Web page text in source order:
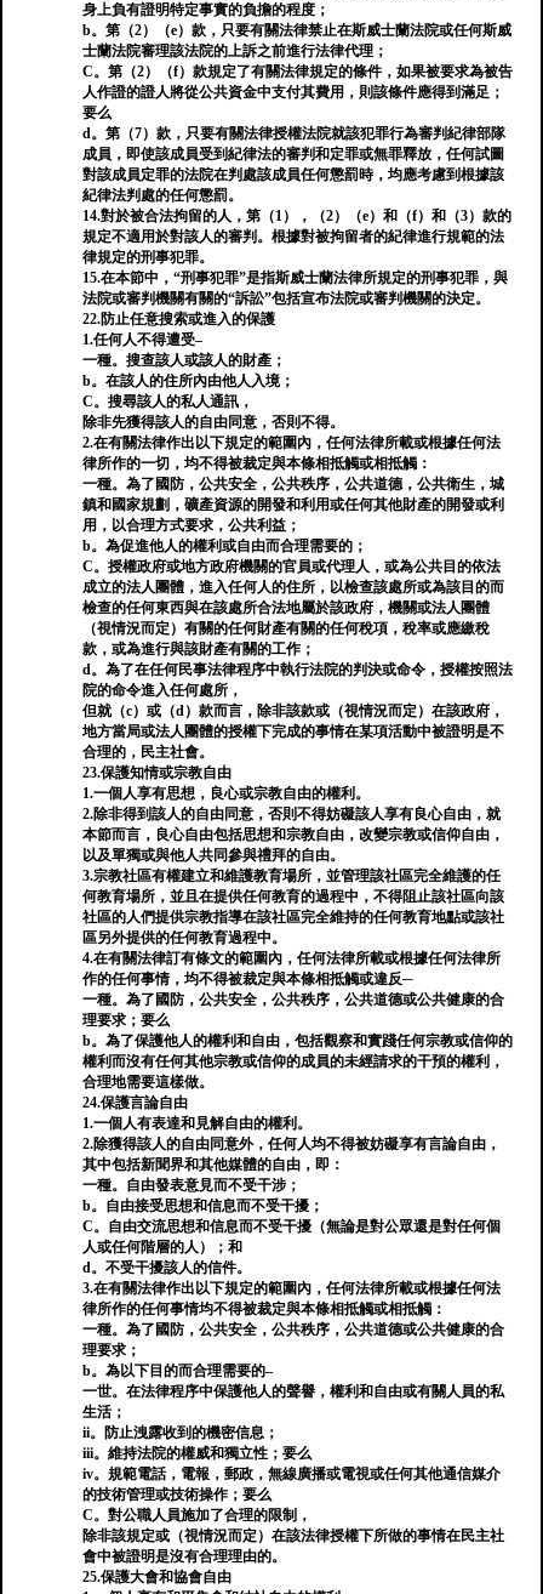
身上負有證明特定事實的負擔的程度；
b。第（2）（e）款，只要有關法律禁止在斯威士蘭法院或任何斯威
士蘭法院審理該法院的上訴之前進行法律代理；
C。第（2）（f）款規定了有關法律規定的條件，如果被要求為被告
人作證的證人將從公共資金中支付其費用，則該條件應得到滿足；
要么
d。第（7）款，只要有關法律授權法院就該犯罪行為審判紀律部隊
成員，即使該成員受到紀律法的審判和定罪或無罪釋放，任何試圖
對該成員定罪的法院在判處該成員任何懲罰時，均應考慮到根據該
紀律法判處的任何懲罰。
14.對於被合法拘留的人，第（1），（2）（e）和（f）和（3）款的
規定不適用於對該人的審判。根據對被拘留者的紀律進行規範的法
律規定的刑事犯罪。
15.在本節中，“刑事犯罪”是指斯威士蘭法律所規定的刑事犯罪，與
法院或審判機關有關的“訴訟”包括宣布法院或審判機關的決定。
22.防止任意搜索或進入的保護
1.任何人不得遭受–
一種。搜查該人或該人的財產；
b。在該人的住所內由他人入境；
C。搜尋該人的私人通訊，
除非先獲得該人的自由同意，否則不得。
2.在有關法律作出以下規定的範圍內，任何法律所載或根據任何法
律所作的一切，均不得被裁定與本條相抵觸或相抵觸：
一種。為了國防，公共安全，公共秩序，公共道德，公共衛生，城
鎮和國家規劃，礦產資源的開發和利用或任何其他財產的開發或利
用，以合理方式要求，公共利益；
b。為促進他人的權利或自由而合理需要的；
C。授權政府或地方政府機關的官員或代理人，或為公共目的依法
成立的法人團體，進入任何人的住所，以檢查該處所或為該目的而
檢查的任何東西與在該處所合法地屬於該政府，機關或法人團體
（視情況而定）有關的任何財產有關的任何稅項，稅率或應繳稅
款，或為進行與該財產有關的工作；
d。為了在任何民事法律程序中執行法院的判決或命令，授權按照法
院的命令進入任何處所，
但就（c）或（d）款而言，除非該款或（視情況而定）在該政府，
地方當局或法人團體的授權下完成的事情在某項活動中被證明是不
合理的，民主社會。
23.保護知情或宗教自由
1.一個人享有思想，良心或宗教自由的權利。
2.除非得到該人的自由同意，否則不得妨礙該人享有良心自由，就
本節而言，良心自由包括思想和宗教自由，改變宗教或信仰自由，
以及單獨或與他人共同參與禮拜的自由。
3.宗教社區有權建立和維護教育場所，並管理該社區完全維護的任
何教育場所，並且在提供任何教育的過程中，不得阻止該社區向該
社區的人們提供宗教指導在該社區完全維持的任何教育地點或該社
區另外提供的任何教育過程中。
4.在有關法律訂有條文的範圍內，任何法律所載或根據任何法律所
作的任何事情，均不得被裁定與本條相抵觸或違反─
一種。為了國防，公共安全，公共秩序，公共道德或公共健康的合
理要求；要么
b。為了保護他人的權利和自由，包括觀察和實踐任何宗教或信仰的
權利而沒有任何其他宗教或信仰的成員的未經請求的干預的權利，
合理地需要這樣做。
24.保護言論自由
1.一個人有表達和見解自由的權利。
2.除獲得該人的自由同意外，任何人均不得被妨礙享有言論自由，
其中包括新聞界和其他媒體的自由，即：
一種。自由發表意見而不受干涉；
b。自由接受思想和信息而不受干擾；
C。自由交流思想和信息而不受干擾（無論是對公眾還是對任何個
人或任何階層的人）；和
d。不受干擾該人的信件。
3.在有關法律作出以下規定的範圍內，任何法律所載或根據任何法
律所作的任何事情均不得被裁定與本條相抵觸或相抵觸：
一種。為了國防，公共安全，公共秩序，公共道德或公共健康的合
理要求；
b。為以下目的而合理需要的–
一世。在法律程序中保護他人的聲譽，權利和自由或有關人員的私
生活；
ii。防止洩露收到的機密信息；
iii。維持法院的權威和獨立性；要么
iv。規範電話，電報，郵政，無線廣播或電視或任何其他通信媒介
的技術管理或技術操作；要么
C。對公職人員施加了合理的限制，
除非該規定或（視情況而定）在該法律授權下所做的事情在民主社
會中被證明是沒有合理理由的。
25.保護大會和協會自由